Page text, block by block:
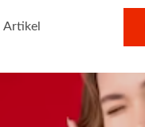
Artikel